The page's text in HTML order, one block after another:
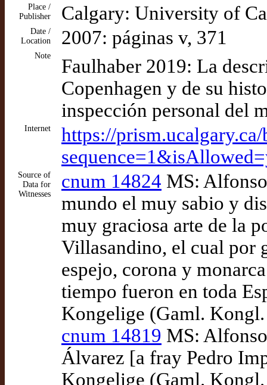
Place /
Publisher
Calgary: University of
Date /
Location
2007: páginas v, 371
Note
Faulhaber 2019: La
Copenhagen y de su
inspección personal del
Internet
https://
Source of
Data for
Witnesses
cnum 14824 MS:
mundo el muy sabio y
muy graciosa arte de la
Villasandino, el cual por
espejo, corona y
tiempo fueron en toda
Kongelige (Gaml.
cnum 14819 MS:
Álvarez [a fray Pedro
Kongelige (Gaml.